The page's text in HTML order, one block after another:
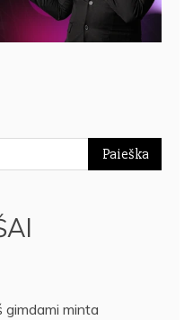
gimdami minta